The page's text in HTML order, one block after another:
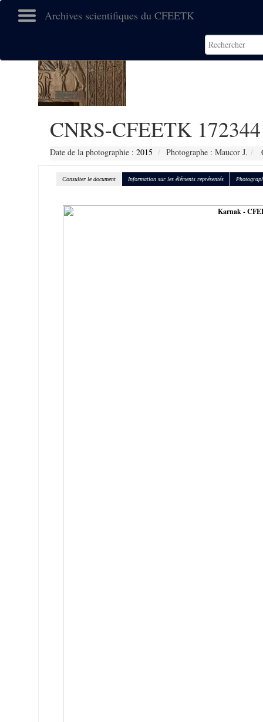
Archives scientifiques du CFEETK
CNRS-CFEETK 172344
Date de la photographie : 2015 Photographe : Maucor J.
Consulter le document Information sur les éléments représentés